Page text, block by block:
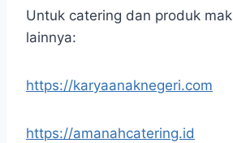
Untuk catering dan produk
lainnya:
https://karyaanaknegeri.com
https://amanahcatering.id